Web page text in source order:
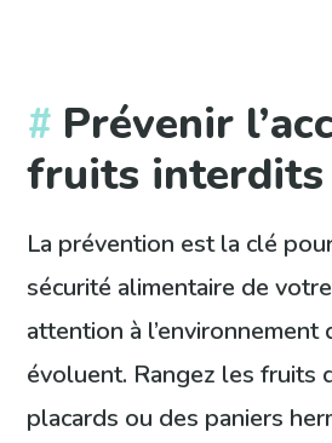
Prévenir
fruits interdits
La prévention est la clé
sécurité alimentaire de
attention à
évoluent. Rangez les fruits
placards ou des paniers